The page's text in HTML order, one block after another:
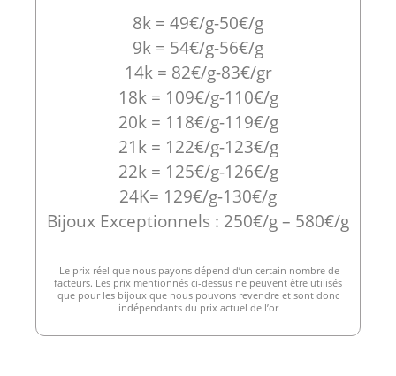
8k = 49€/g-50€/g
9k = 54€/g-56€/g
14k = 82€/g-83€/gr
18k = 109€/g-110€/g
20k = 118€/g-119€/g
21k = 122€/g-123€/g
22k = 125€/g-126€/g
24K= 129€/g-130€/g
Bijoux Exceptionnels : 250€/g – 580€/g
Le prix réel que nous payons dépend d’un certain nombre de
facteurs. Les prix mentionnés ci-dessus ne peuvent être utilisés
que pour les bijoux que nous pouvons revendre et sont donc
indépendants du prix actuel de l’or